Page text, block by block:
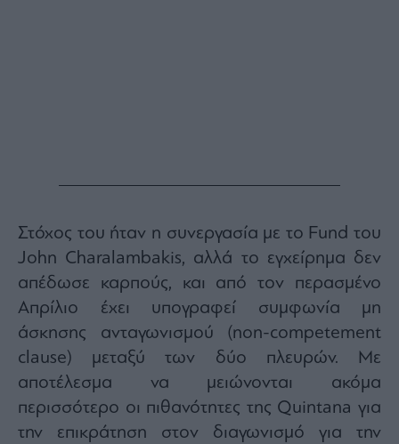
Στόχος του ήταν η συνεργασία με το Fund του
John Charalambakis, αλλά το εγχείρημα δεν
απέδωσε καρπούς, και από τον περασμένο
Απρίλιο έχει υπογραφεί συμφωνία μη
άσκησης ανταγωνισμού (non-competement
clause) μεταξύ των δύο πλευρών. Με
αποτέλεσμα να μειώνονται ακόμα
περισσότερο οι πιθανότητες της Quintana για
την επικράτηση στον διαγωνισμό για την